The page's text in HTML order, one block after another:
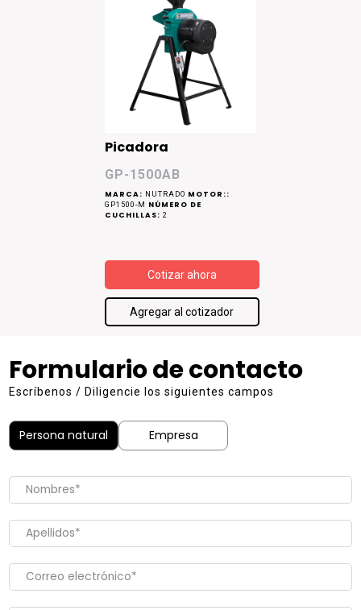
Picadora
GP-1500AB
MARCA: NUTRADO MOTOR::
GP1500-M NÚMERO DE
CUCHILLAS: 2
Cotizar ahora
Agregar al cotizador
Formulario de contacto
Escríbenos / Diligencie los siguientes campos
Persona natural Empresa